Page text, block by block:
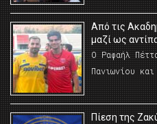
Από τις
μαζί ως
Ο Ραφαήλ
Πανιωνίου
Πίεση της